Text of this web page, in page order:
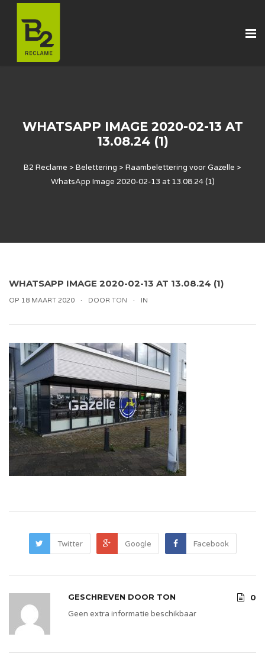
WHATSAPP IMAGE 2020-02-13 AT
13.08.24 (1)
B2 Reclame > Belettering > Raambelettering voor Gazelle >
WhatsApp Image 2020-02-13 at 13.08.24 (1)
WHATSAPP IMAGE 2020-02-13 AT 13.08.24 (1)
OP 18 MAART 2020 DOOR TON IN
Twitter Google Facebook
GESCHREVEN DOOR TON
0
Geen extra informatie beschikbaar